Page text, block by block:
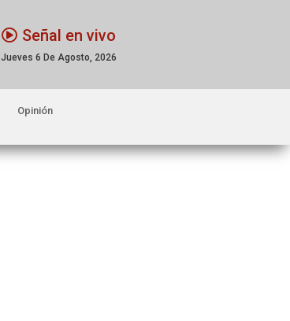
Señal en vivo
Jueves 6 De Agosto, 2026
Opinión